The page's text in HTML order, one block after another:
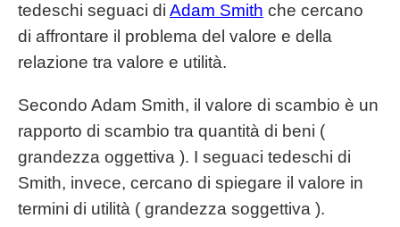
tedeschi seguaci di Adam Smith che cercano
di affrontare il problema del valore e della
relazione tra valore e utilità.
Secondo Adam Smith, il valore di scambio è un
rapporto di scambio tra quantità di beni (
grandezza oggettiva ). I seguaci tedeschi di
Smith, invece, cercano di spiegare il valore in
termini di utilità ( grandezza soggettiva ).